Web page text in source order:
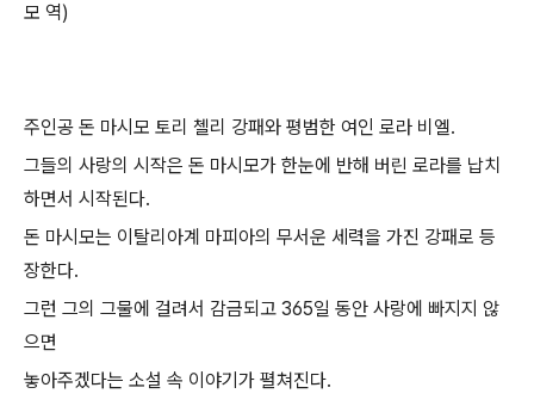
모 역)
주인공 돈 마시모 토리 첼리 강패와 평범한 여인 로라 비엘.
그들의 사랑의 시작은 돈 마시모가 한눈에 반해 버린 로라를 납치
하면서 시작된다.
돈 마시모는 이탈리아계 마피아의 무서운 세력을 가진 강패로 등
장한다.
그런 그의 그물에 걸려서 감금되고 365일 동안 사랑에 빠지지 않
으면
놓아주겠다는 소설 속 이야기가 펼쳐진다.